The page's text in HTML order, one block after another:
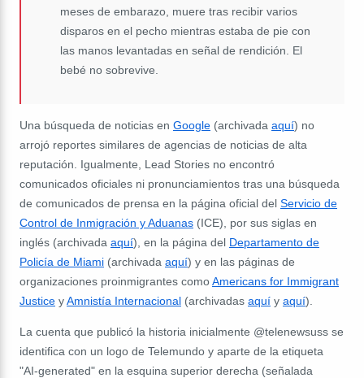
meses de embarazo, muere tras recibir varios
disparos en el pecho mientras estaba de pie con
las manos levantadas en señal de rendición. El
bebé no sobrevive.
Una búsqueda de noticias en Google (archivada aquí) no
arrojó reportes similares de agencias de noticias de alta
reputación. Igualmente, Lead Stories no encontró
comunicados oficiales ni pronunciamientos tras una búsqueda
de comunicados de prensa en la página oficial del Servicio de
Control de Inmigración y Aduanas (ICE), por sus siglas en
inglés (archivada aquí), en la página del Departamento de
Policía de Miami (archivada aquí) y en las páginas de
organizaciones proinmigrantes comoAmericans for Immigrant
Justice yAmnistía Internacional (archivadas aquí y aquí).
La cuenta que publicó la historia inicialmente @telenewsuss se
identifica con un logo de Telemundo y aparte de la etiqueta
"AI-generated" en la esquina superior derecha (señalada